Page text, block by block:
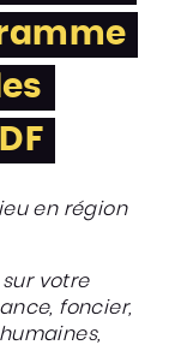
en région
sur votre
foncier,